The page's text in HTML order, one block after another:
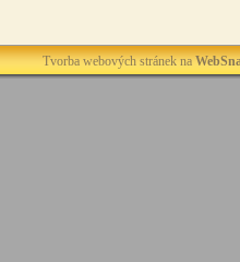
Tvorba webových stránek na